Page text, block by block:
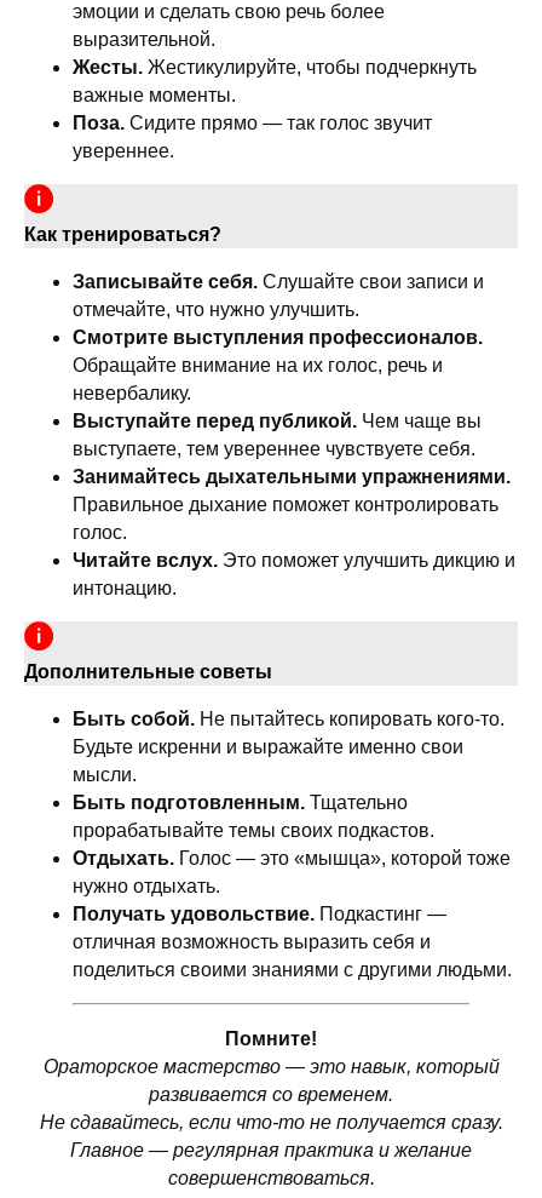
эмоции и сделать свою речь более
выразительной.
Жесты. Жестикулируйте, чтобы подчеркнуть
важные моменты.
Поза. Сидите прямо — так голос звучит
увереннее.
Как тренироваться?
Записывайте себя. Слушайте свои записи и
отмечайте, что нужно улучшить.
Смотрите выступления профессионалов.
Обращайте внимание на их голос, речь и
невербалику.
Выступайте перед публикой. Чем чаще вы
выступаете, тем увереннее чувствуете себя.
Занимайтесь дыхательными упражнениями.
Правильное дыхание поможет контролировать
голос.
Читайте вслух. Это поможет улучшить дикцию и
интонацию.
Дополнительные советы
Быть собой. Не пытайтесь копировать кого-то.
Будьте искренни и выражайте именно свои
мысли.
Быть подготовленным. Тщательно
прорабатывайте темы своих подкастов.
Отдыхать. Голос — это «мышца», которой тоже
нужно отдыхать.
Получать удовольствие. Подкастинг —
отличная возможность выразить себя и
поделиться своими знаниями с другими людьми.
Помните!
Ораторское мастерство — это навык, который
развивается со временем.
Не сдавайтесь, если что-то не получается сразу.
Главное — регулярная практика и желание
совершенствоваться.